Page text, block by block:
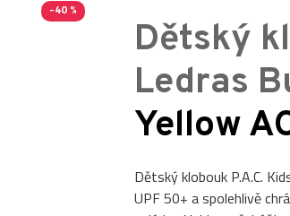
-40 %
Dětský
Ledras
Yellow
Dětský klobouk P.A.C.
UPF 50+ a spolehlivě